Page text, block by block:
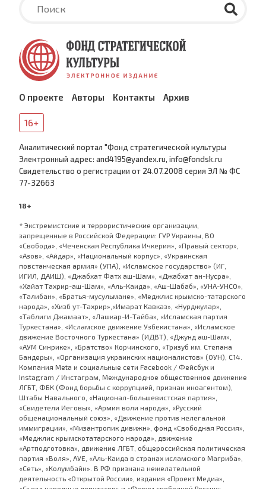
О проекте Авторы Контакты Архив
16+
Аналитический портал "Фонд стратегической культуры
Электронный адрес: and4195@yandex.ru, info@fondsk.ru
Cвидетельство о регистрации от 24.07.2008 серия ЭЛ № ФС
77-32663
18+
* Экстремистские и террористические организации,
запрещенные в Российской Федерации: ГУР Украины, ВО
«Свобода», «Чеченская Республика Ичкерия», «Правый сектор»,
«Азов», «Айдар», «Национальный корпус», «Украинская
повстанческая армия» (УПА), «Исламское государство» (ИГ,
ИГИЛ, ДАИШ), «Джабхат Фатх аш-Шам», «Джабхат ан-Нусра»,
«Хайат Тахрир-аш-Шам», «Аль-Каида», «Аш-Шабаб», «УНА-УНСО»,
«Талибан», «Братья-мусульмане», «Меджлис крымско-татарского
народа», «Хизб ут-Тахрир»,«Имарат Кавказ», «Нурджулар»,
«Таблиги Джамаат», «Лашкар-И-Тайба», «Исламская партия
Туркестана», «Исламское движение Узбекистана», «Исламское
движение Восточного Туркестана» (ИДВТ), «Джунд аш-Шам»,
«АУМ Синрике», «Братство» Корчинского, «Тризуб им. Степана
Бандеры», «Организация украинских националистов» (ОУН), С14.
Компания Meta и социальные сети Facebook / Фейсбук и
Instagram / Инстаграм, Международное общественное движение
ЛГБТ, ФБК (Фонд борьбы с коррупцией, признан иноагентом),
Штабы Навального, «Национал-большевистская партия»,
«Свидетели Иеговы», «Армия воли народа», «Русский
общенациональный союз», «Движение против нелегальной
иммиграции», «Мизантропик дивижн», фонд «Свободная Россия»,
«Меджлис крымскотатарского народа», движение
«Артподготовка», движение ЛГБТ, общероссийская политическая
партия «Воля», АУЕ, «Аль-Каида в странах исламского Магриба»,
«Сеть», «Колумбайн». В РФ признана нежелательной
деятельность «Открытой России», издания «Проект Медиа»,